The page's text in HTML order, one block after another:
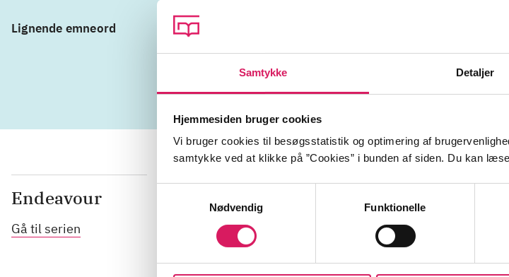
Samtykke Detaljer
Hjemmesiden bruger cookies
Vi bruger cookies til besøgsstatistik og optimering af
samtykke ved at klikke på ”Cookies” i bunden af siden. Du kan
Nødvendig
Funktionelle
Lignende emneord
Politiets Efterretningstjeneste
kriminalitet
Endeavour
Gå til serien